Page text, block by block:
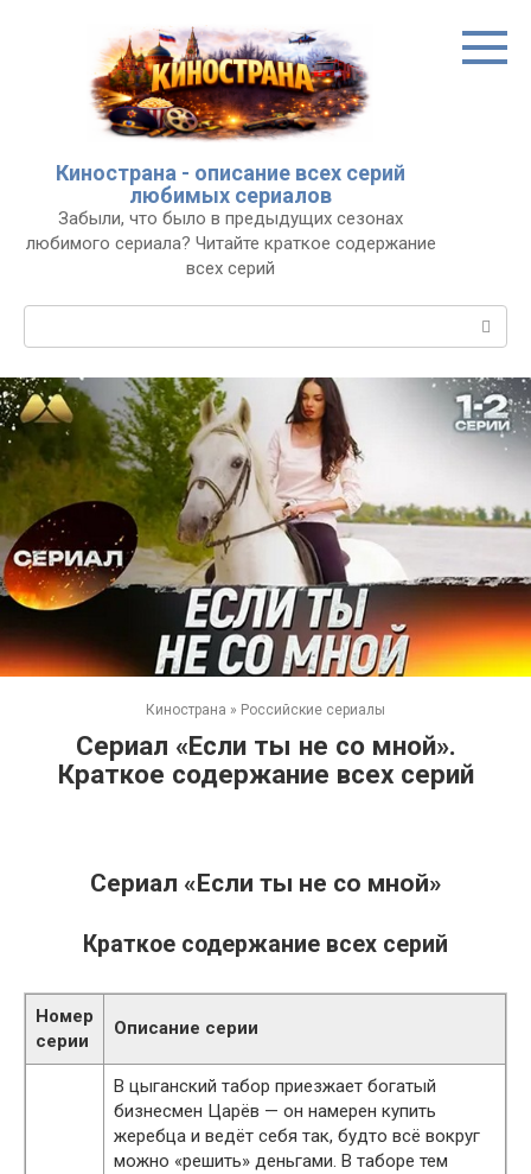
Кинострана - описание всех серий
любимых сериалов
Забыли, что было в предыдущих сезонах
любимого сериала? Читайте краткое содержание
всех серий
Кинострана » Российские сериалы
Сериал «Если ты не со мной».
Краткое содержание всех серий
Сериал «Если ты не со мной»
Краткое содержание всех серий
Номер
серии
Описание серии
В цыганский табор приезжает богатый
бизнесмен Царёв — он намерен купить
жеребца и ведёт себя так, будто всё вокруг
можно «решить» деньгами. В таборе тем